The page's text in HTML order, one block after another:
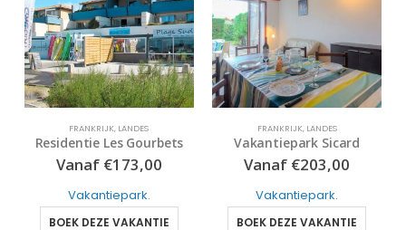
FRANKRIJK, LANDES
Residentie Les Gourbets
Vanaf €173,00
Vakantiepark.
BOEK DEZE VAKANTIE
FRANKRIJK, LANDES
Vakantiepark Sicard
Vanaf €203,00
Vakantiepark.
BOEK DEZE VAKANTIE